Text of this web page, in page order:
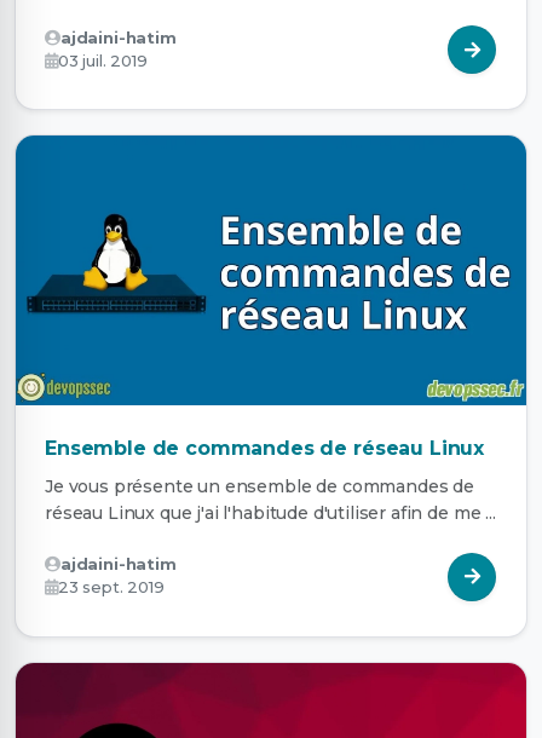
ajdaini-hatim
03 juil. 2019
Ensemble de commandes de réseau Linux
Je vous présente un ensemble de commandes de
réseau Linux que j'ai l'habitude d'utiliser afin de me ...
ajdaini-hatim
23 sept. 2019